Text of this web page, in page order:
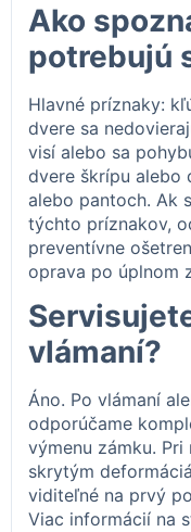
Ako
potrebujú
Hlavné príznaky:
dvere sa
visí alebo sa
dvere škrípu alebo
alebo pantoch. Ak
týchto príznakov,
preventívne
oprava po úplnom
vlámaní?
Áno. Po vlámaní
odporúčame
výmenu zámku.
skrytým
viditeľné na prvý
Viac informácií na